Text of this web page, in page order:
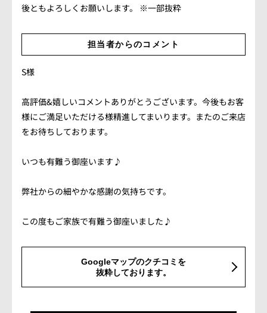
お気軽にお問い合わせください。
LINEでお問い合わせ
営業時間：10:00~18:00（日・祝10:00~17:00）
後ともよろしくお願いします。 ※一部抜粋
担当者からのコメント
S様
高評価&嬉しいコメントありがとうございます。今後もお客
様にご満足いただける様精進してまいります。またのご来店
をお待ちしております。
いつも有難う御座います♪
弊社からの細やかな感謝の気持ちです。
この度もご家族で有難う御座いました♪
Googleマップのクチコミを
抜粋しております。